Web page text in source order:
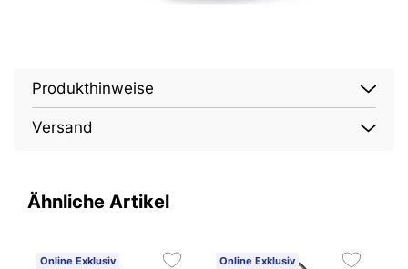
Produkthinweise
Versand
Ähnliche Artikel
Online Exklusiv
Online Exklusiv